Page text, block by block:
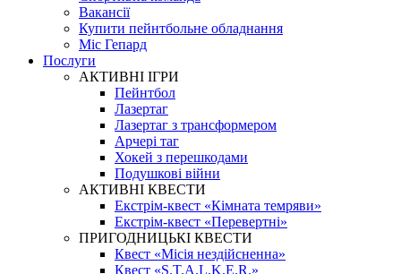
Вакансії
Купити пейнтбольне обладнання
Міс Гепард
Послуги
АКТИВНІ ІГРИ
Пейнтбол
Лазертаг
Лазертаг з трансформером
Арчері таг
Хокей з перешкодами
Подушкові війни
АКТИВНІ КВЕСТИ
Екстрім-квест «Кімната темряви»
Екстрім-квест «Перевертні»
ПРИГОДНИЦЬКІ КВЕСТИ
Квест «Місія нездійсненна»
Квест «S.T.A.L.K.E.R.»